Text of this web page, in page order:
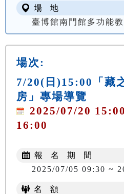
場 地
臺博館南門館多功能
場次:
7/20(日)15:00「藏
房」專場導覽
2025/07/20
16:00
報 名 期 間
2025/07/05 09:30 ~
名 額